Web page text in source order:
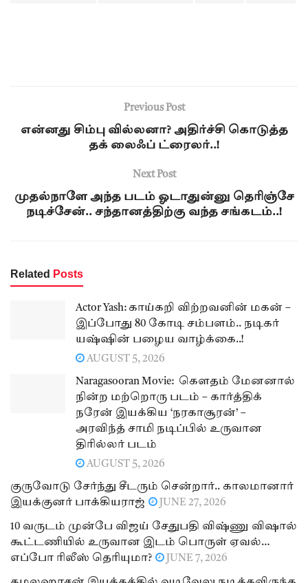
Previous Post
என்னது சிம்பு வில்லனா? அதிர்ச்சி கொடுத்த
தக் லைஃப் ட்ரைலர்..!
Next Post
முதல்நாளே அந்த படம் ஓடாதுன்னு தெரிஞ்சே
நடிச்சேன்.. சந்தானத்திற்கு வந்த சங்கடம்..!
Related Posts
Actor Yash: காய்கறி விற்றவனின் மகன் –
இப்போது 80 கோடி சம்பளம்.. நடிகர்
யஷ்ஷின் பழைய வாழ்க்கை..!
AUGUST 5, 2026
Naragasooran Movie: கௌதம் மேனனால்
நின்ற மற்றொரு படம் – கார்த்திக்
நரேன் இயக்கிய ‘நரகாசூரன்’ –
அரவிந்த் சாமி நடிப்பில் உருவான
திரில்லர் படம்
AUGUST 5, 2026
குருவோடு சேர்ந்து சீடரும் சென்றார்.. காலமானார்
இயக்குனர் பாக்கியராஜ்
JUNE 27, 2026
10 வருடம் முன்பே விஜய் சேதுபதி விஷ்ணு விஷால்
கூட்டணியில் உருவான இடம் பொருள் ஏவல்…
எப்போ ரிலீஸ் தெரியுமா?
JUNE 7, 2026